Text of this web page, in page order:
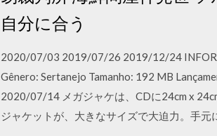
自分に合う
2020/07/03 2019/07/26 2019/12/24
Gênero: Sertanejo Tamanho: 192 MB
2020/07/14 メガジャケは、CDに24cm x
ジャケットが、大きなサイズで大迫力。手元